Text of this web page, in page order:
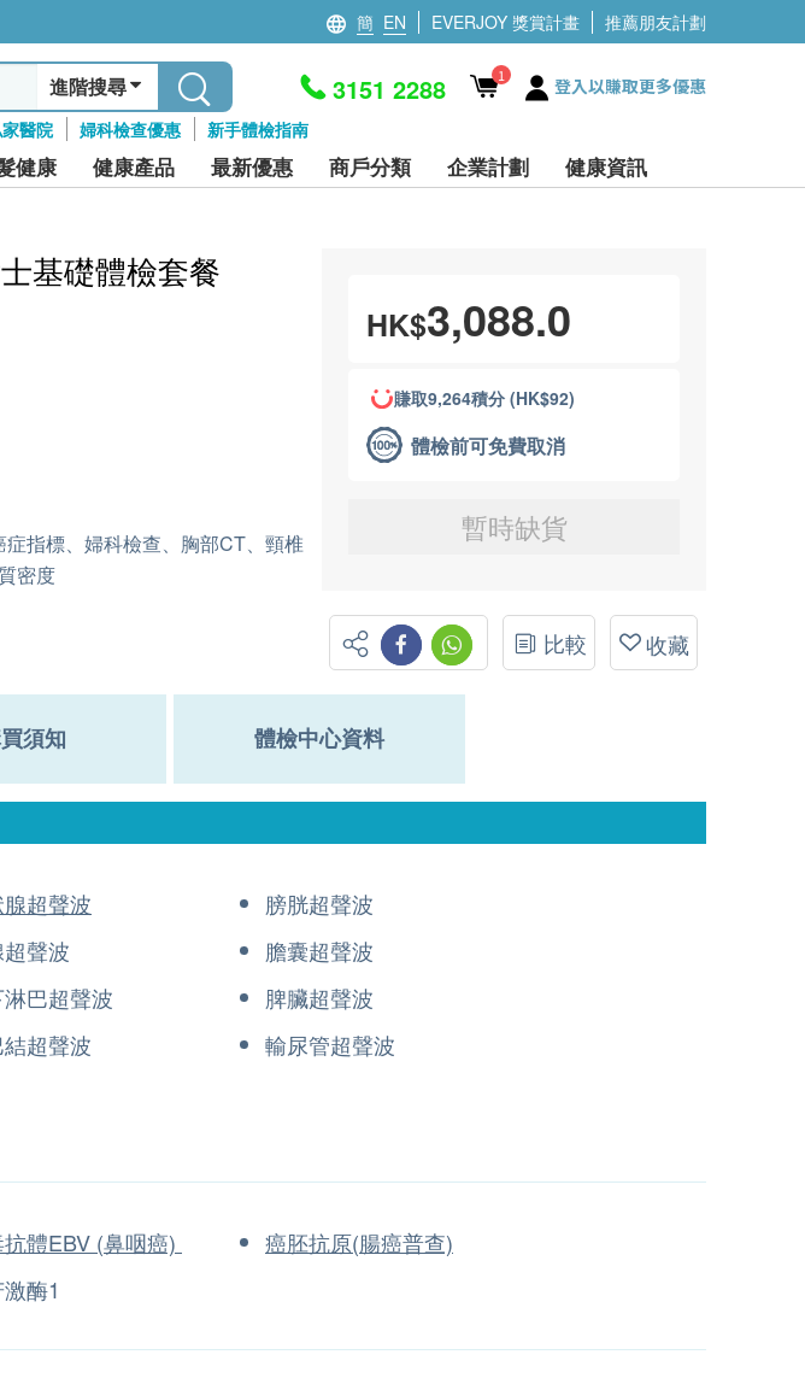
簡 EN EVERJOY 獎賞計畫 推薦朋友計劃
進階搜尋
醫院 婦科檢查優惠 新手體檢指南
3151 2288 1 登入以賺取更多優惠
健康 健康產品 最新優惠 商戶分類 企業計劃 健康資訊
基礎體檢套餐
指標、婦科檢查、胸部CT、頸椎
密度
HK$3,088.0
賺取9,264積分 (HK$92)
體檢前可免費取消
暫時缺貨
比較 收藏
須知 體檢中心資料
超聲波
膀胱超聲波
聲波
膽囊超聲波
巴超聲波
脾臟超聲波
超聲波
輸尿管超聲波
體EBV (鼻咽癌)
癌胚抗原(腸癌普查)
酶1